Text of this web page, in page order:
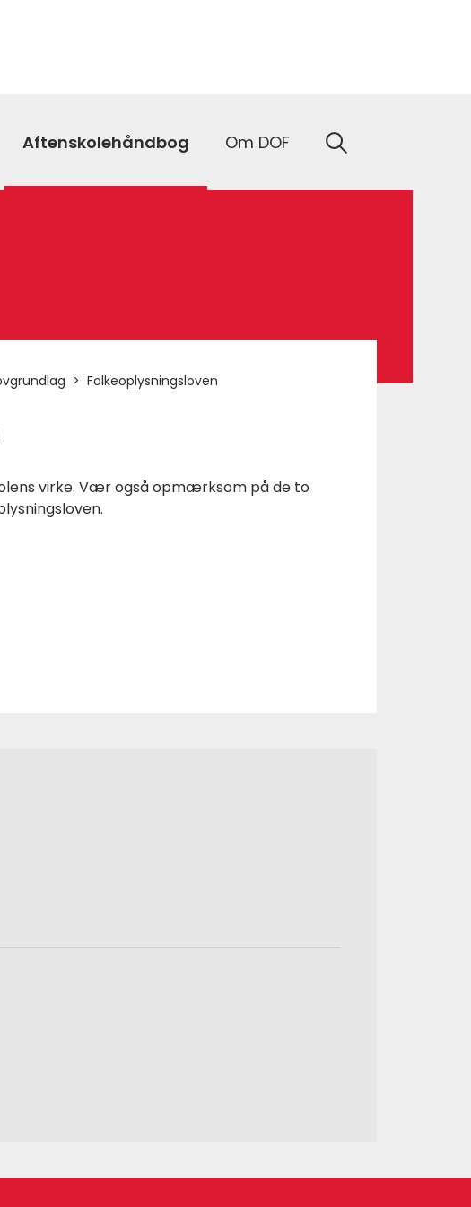
Aftenskolehåndbog Om DOF
Folkeoplysningsloven
virke. Vær også opmærksom på de to